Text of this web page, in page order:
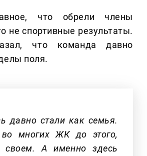
что обрели члены
не спортивные результаты.
что команда давно
поля.
давно стали как семья.
многих ЖК до этого,
А именно здесь